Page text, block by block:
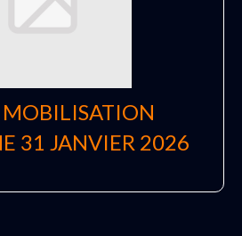
MOBILISATION
31 JANVIER 2026